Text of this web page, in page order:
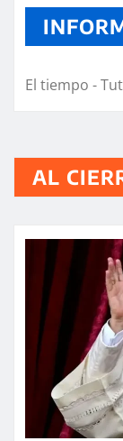
El tiempo -
AL